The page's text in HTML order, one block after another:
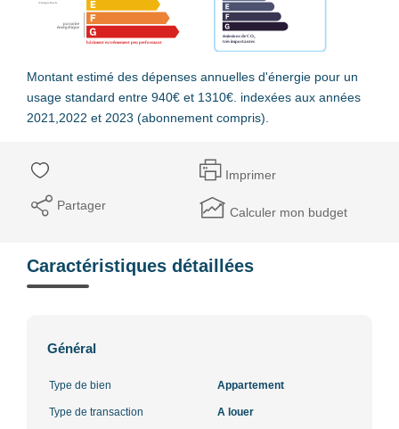
Montant estimé des dépenses annuelles d'énergie pour un
usage standard entre 940€ et 1310€. indexées aux années
2021,2022 et 2023 (abonnement compris).
Imprimer
Partager Calculer mon budget
Caractéristiques détaillées
Général
Type de bien Appartement
Type de transaction A louer